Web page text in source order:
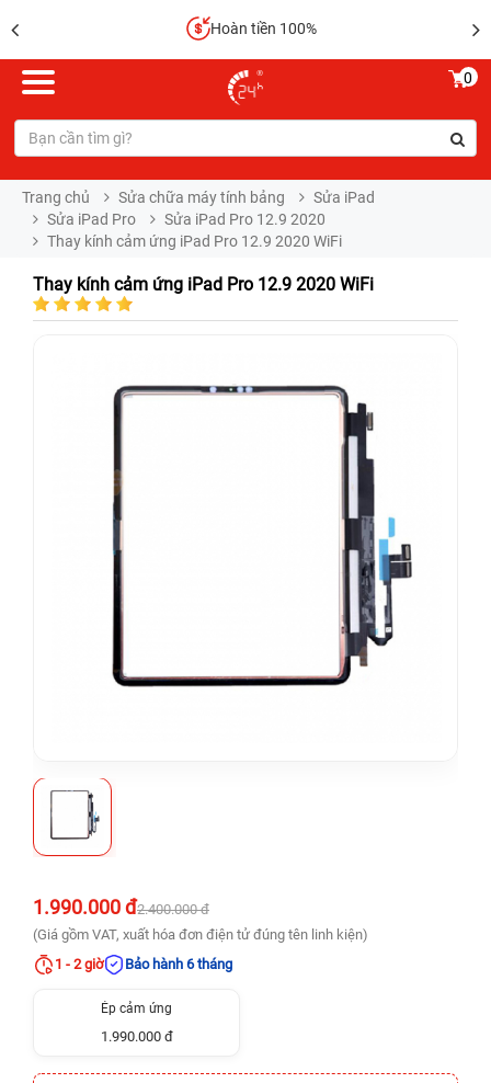
Hoàn tiền 100%
0
Trang chủ Sửa chữa máy tính bảng
Sửa iPad
Sửa iPad Pro
Sửa iPad Pro 12.9 2020
Thay kính cảm ứng iPad Pro 12.9 2020 WiFi
Thay kính cảm ứng iPad Pro 12.9 2020 WiFi
1.990.000 đ2.400.000 đ
(Giá gồm VAT, xuất hóa đơn điện tử đúng tên linh kiện)
1 - 2 giờ
Bảo hành 6 tháng
Ép cảm ứng
1.990.000 đ